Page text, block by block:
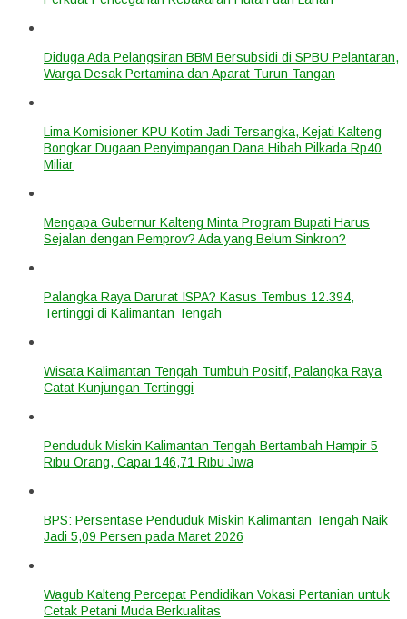
Diduga Ada Pelangsiran BBM Bersubsidi di SPBU Pelantaran,
Warga Desak Pertamina dan Aparat Turun Tangan
Lima Komisioner KPU Kotim Jadi Tersangka, Kejati Kalteng
Bongkar Dugaan Penyimpangan Dana Hibah Pilkada Rp40
Miliar
Mengapa Gubernur Kalteng Minta Program Bupati Harus
Sejalan dengan Pemprov? Ada yang Belum Sinkron?
Palangka Raya Darurat ISPA? Kasus Tembus 12.394,
Tertinggi di Kalimantan Tengah
Wisata Kalimantan Tengah Tumbuh Positif, Palangka Raya
Catat Kunjungan Tertinggi
Penduduk Miskin Kalimantan Tengah Bertambah Hampir 5
Ribu Orang, Capai 146,71 Ribu Jiwa
BPS: Persentase Penduduk Miskin Kalimantan Tengah Naik
Jadi 5,09 Persen pada Maret 2026
Wagub Kalteng Percepat Pendidikan Vokasi Pertanian untuk
Cetak Petani Muda Berkualitas